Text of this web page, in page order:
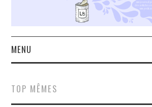
MENU
TOP MÊMES